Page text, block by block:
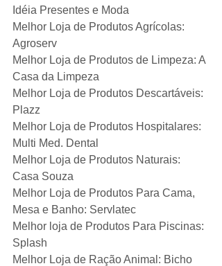
Idéia Presentes e Moda
Melhor Loja de Produtos Agrícolas:
Agroserv
Melhor Loja de Produtos de Limpeza: A
Casa da Limpeza
Melhor Loja de Produtos Descartáveis:
Plazz
Melhor Loja de Produtos Hospitalares:
Multi Med. Dental
Melhor Loja de Produtos Naturais:
Casa Souza
Melhor Loja de Produtos Para Cama,
Mesa e Banho: Servlatec
Melhor loja de Produtos Para Piscinas:
Splash
Melhor Loja de Ração Animal: Bicho